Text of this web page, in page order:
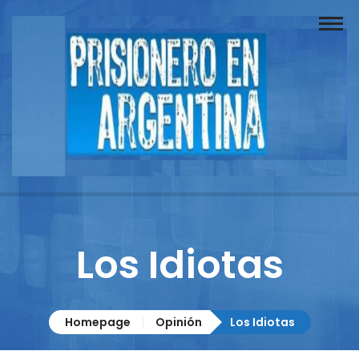
Buscador
Documentos
Columnistas
Contacto
Los Idiotas
Homepage Opinión Los Idiotas